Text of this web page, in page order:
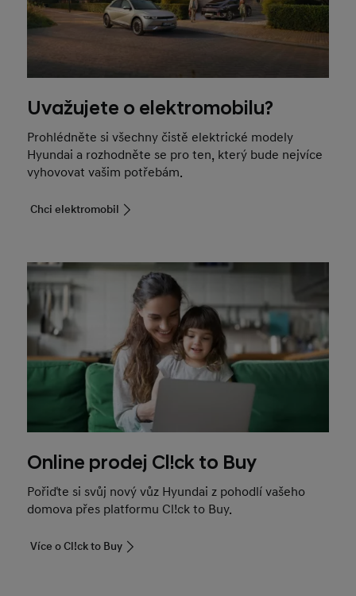
Uvažujete o elektromobilu?
Prohlédněte si všechny čistě elektrické modely
Hyundai a rozhodněte se pro ten, který bude nejvíce
vyhovovat vašim potřebám.
Chci elektromobil
Online prodej Cl!ck to Buy
Pořiďte si svůj nový vůz Hyundai z pohodlí vašeho
domova přes platformu Cl!ck to Buy.
Více o Cl!ck to Buy